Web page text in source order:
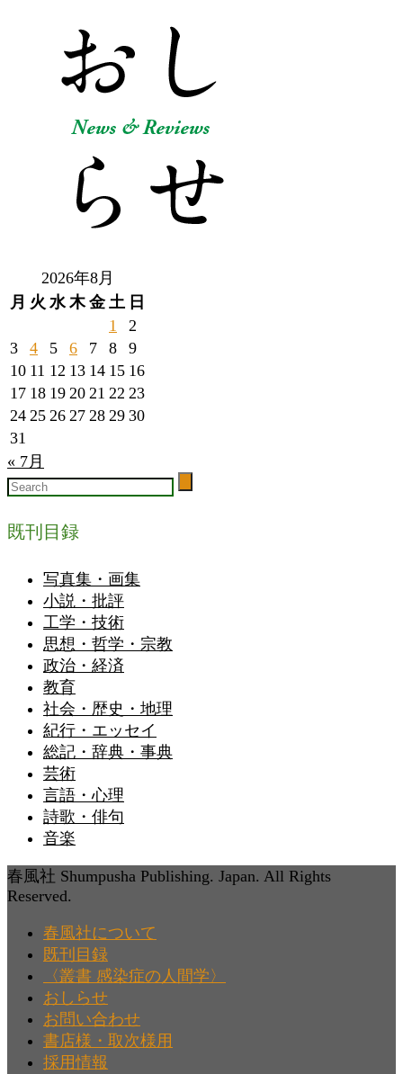
2026年8月
月 火 水 木 金 土 日
1
2
3
4 5 6 7 8
9
10 11 12 13 14 15 16
17 18 19 20 21 22 23
24 25 26 27 28 29 30
31
« 7月
既刊目録
写真集・画集
小説・批評
工学・技術
思想・哲学・宗教
政治・経済
教育
社会・歴史・地理
紀行・エッセイ
総記・辞典・事典
芸術
言語・心理
詩歌・俳句
音楽
春風社 Shumpusha Publishing. Japan. All Rights
Reserved.
春風社について
既刊目録
〈叢書 感染症の人間学〉
おしらせ
お問い合わせ
書店様・取次様用
採用情報